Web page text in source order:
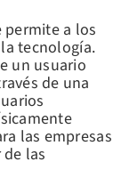
permite a los
tecnología.
un usuario
de una
las empresas
las